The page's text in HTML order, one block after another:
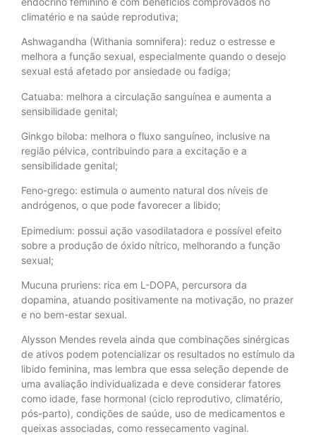
climatério e na saúde reprodutiva;
Ashwagandha (Withania somnifera): reduz o estresse e
melhora a função sexual, especialmente quando o desejo
sexual está afetado por ansiedade ou fadiga;
Catuaba: melhora a circulação sanguínea e aumenta a
sensibilidade genital;
Ginkgo biloba: melhora o fluxo sanguíneo, inclusive na
região pélvica, contribuindo para a excitação e a
sensibilidade genital;
Feno-grego: estimula o aumento natural dos níveis de
andrógenos, o que pode favorecer a libido;
Epimedium: possui ação vasodilatadora e possível efeito
sobre a produção de óxido nítrico, melhorando a função
sexual;
Mucuna pruriens: rica em L-DOPA, percursora da
dopamina, atuando positivamente na motivação, no prazer
e no bem-estar sexual.
Alysson Mendes revela ainda que combinações sinérgicas
de ativos podem potencializar os resultados no estímulo da
libido feminina, mas lembra que essa seleção depende de
uma avaliação individualizada e deve considerar fatores
como idade, fase hormonal (ciclo reprodutivo, climatério,
pós-parto), condições de saúde, uso de medicamentos e
queixas associadas, como ressecamento vaginal.